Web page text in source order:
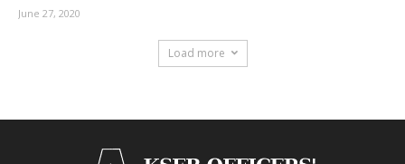
June 27, 2020
Load more